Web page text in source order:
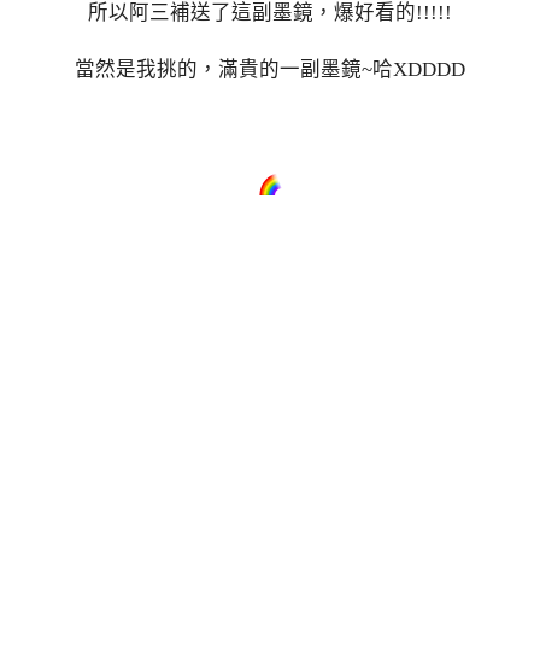
所以阿三補送了這副墨鏡，爆好看的!!!!!
當然是我挑的，滿貴的一副墨鏡~哈XDDDD